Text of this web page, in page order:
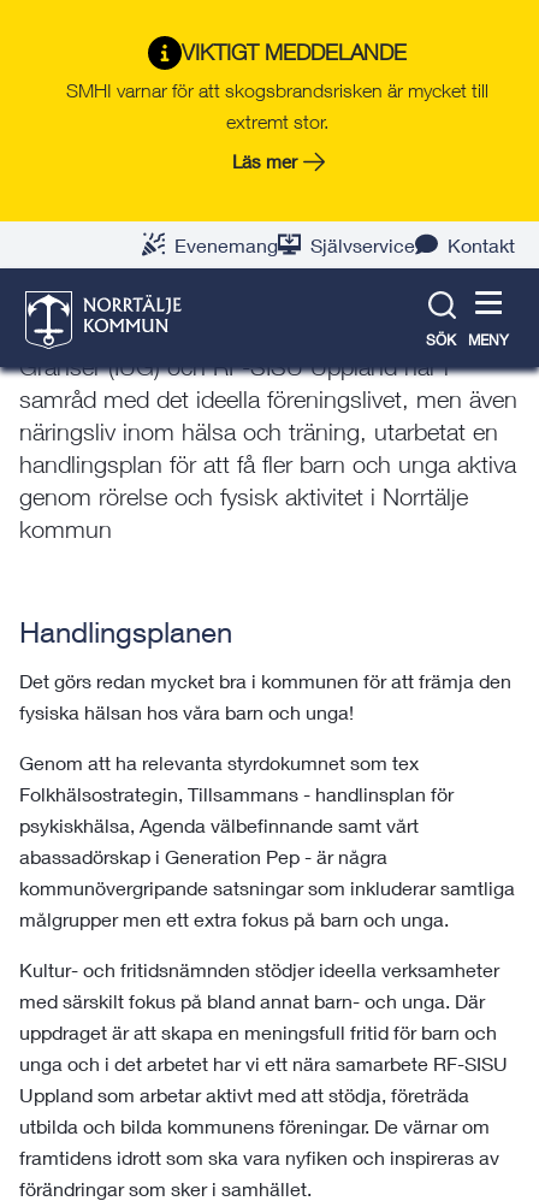
VIKTIGT MEDDELANDE
SMHI varnar för att skogsbrandsrisken är mycket till
extremt stor.
Läs mer
Evenemang Självservice Kontakt
SÖK MENY
Trygg i Norrtälje kommun
(TiNK)
Handlingsplan för fysisk
aktivitet
Norrtälje kommun tillsammans med Idrott Utan
Gränser (IUG) och RF-SISU Uppland har i
samråd med det ideella föreningslivet, men även
näringsliv inom hälsa och träning, utarbetat en
handlingsplan för att få fler barn och unga aktiva
genom rörelse och fysisk aktivitet i Norrtälje
kommun
Handlingsplanen
Det görs redan mycket bra i kommunen för att främja den
fysiska hälsan hos våra barn och unga!
Genom att ha relevanta styrdokumnet som tex
Folkhälsostrategin, Tillsammans - handlinsplan för
psykiskhälsa, Agenda välbefinnande samt vårt
abassadörskap i Generation Pep - är några
kommunövergripande satsningar som inkluderar samtliga
målgrupper men ett extra fokus på barn och unga.
Kultur- och fritidsnämnden stödjer ideella verksamheter
med särskilt fokus på bland annat barn- och unga. Där
uppdraget är att skapa en meningsfull fritid för barn och
unga och i det arbetet har vi ett nära samarbete RF-SISU
Uppland som arbetar aktivt med att stödja, företräda
utbilda och bilda kommunens föreningar. De värnar om
framtidens idrott som ska vara nyfiken och inspireras av
förändringar som sker i samhället.